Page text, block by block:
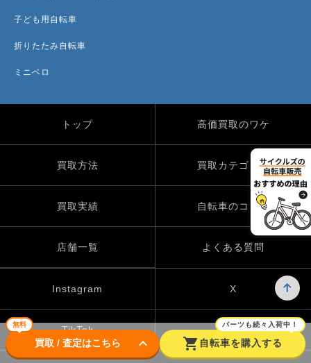
無料
買取 / 査定はこちら keyboard_arrow_down shopping_cart
パーツも続々入荷中！
自転車を購入する
子ども用自転車
折りたたみ自転車
ミニベロ
トップ 高価買取のワケ
買取方法 買取カテゴリー
買取実績 自転車のコラム
店舗一覧 よくある質問
Instagram X
TikTok